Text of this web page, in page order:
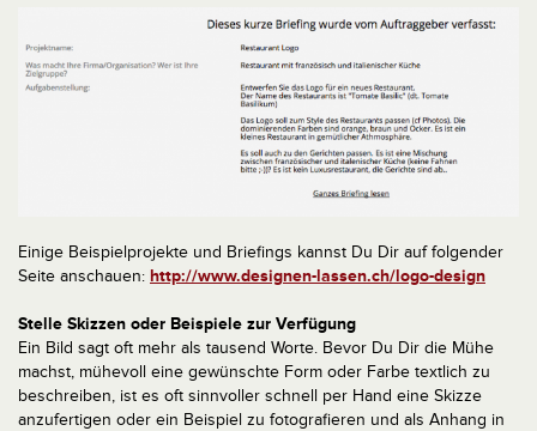
Einige Beispielprojekte und Briefings kannst Du Dir auf folgender
Seite anschauen: http://www.designen-lassen.ch/logo-design
Stelle Skizzen oder Beispiele zur Verfügung
Ein Bild sagt oft mehr als tausend Worte. Bevor Du Dir die Mühe
machst, mühevoll eine gewünschte Form oder Farbe textlich zu
beschreiben, ist es oft sinnvoller schnell per Hand eine Skizze
anzufertigen oder ein Beispiel zu fotografieren und als Anhang in